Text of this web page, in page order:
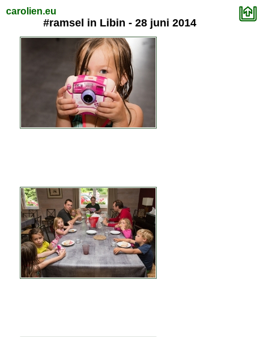
carolien.eu
#ramsel in Libin - 28 juni 2014